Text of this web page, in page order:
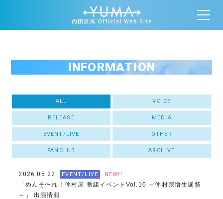
INFORMATION
ALL VOICE
RELEASE MEDIA
EVENT/LIVE OTHER
FANCLUB ARCHIVE
2026.05.22 EVENT/LIVE NEW!!
「めんそ〜れ！仲村屋 番組イベントVol.10 ～仲村宗悟生誕祭
～」 出演情報